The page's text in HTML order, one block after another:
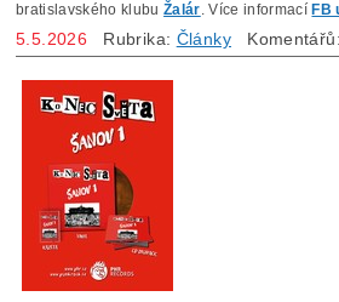
bratislavského klubuŽalár. Více informací FB
5.5.2026 Rubrika: Články